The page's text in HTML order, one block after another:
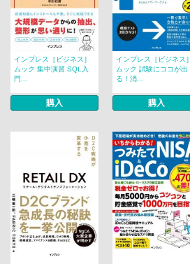
インプレス［ビジネス］
ムック 集中演習 SQL入
門...
購入
インプレス［ビジネス］
ムック 試験にココが出
る！消...
購入